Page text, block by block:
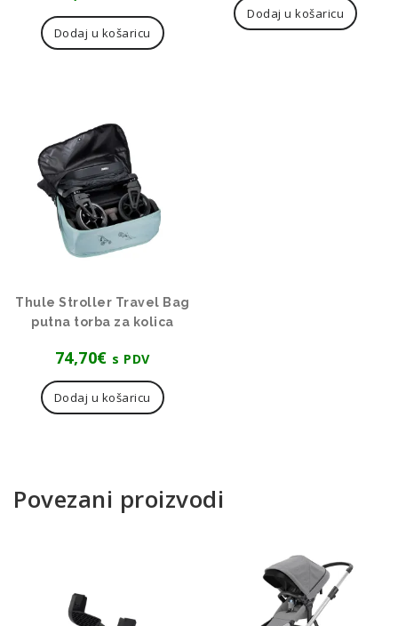
Dodaj u košaricu
Dodaj u košaricu
Thule Stroller Travel Bag
putna torba za kolica
74,70€ s PDV
Dodaj u košaricu
Povezani proizvodi